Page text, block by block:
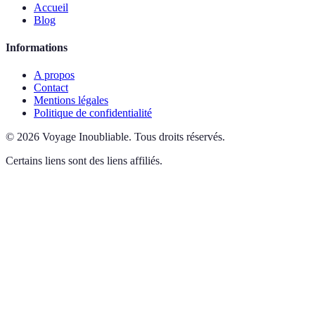
Accueil
Blog
Informations
A propos
Contact
Mentions légales
Politique de confidentialité
© 2026 Voyage Inoubliable. Tous droits réservés.
Certains liens sont des liens affiliés.